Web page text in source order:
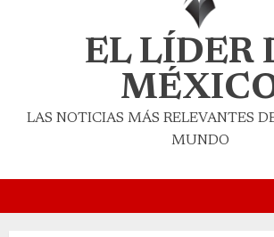
EL LÍDER
LAS NOTICIAS MÁS RELEVANTES
MUNDO